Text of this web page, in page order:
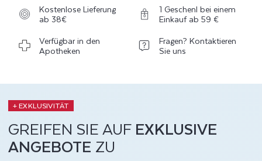
Kostenlose Lieferung
ab 38€
1 Geschenl bei einem
Einkauf ab 59 €
Verfügbar in den
Apotheken
Fragen? Kontaktieren
Sie uns
+ EXKLUSIVITÄT
GREIFEN SIE AUFEXKLUSIVE
ANGEBOTE ZU